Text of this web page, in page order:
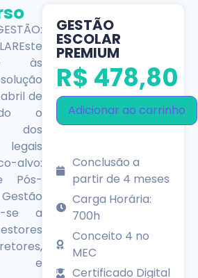
às
abril de
o
dos
alvo:
Pós-
se a
e
GESTÃO
ESCOLAR
PREMIUM
R$ 478,80
Adicionar ao carrinho
Conclusão a
partir de 4 meses
Carga Horária:
700h
Conceito 4 no
MEC
Certificado Digital